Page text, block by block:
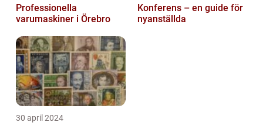
Professionella
varumaskiner i Örebro
Konferens – en guide för
nyanställda
30 april 2024